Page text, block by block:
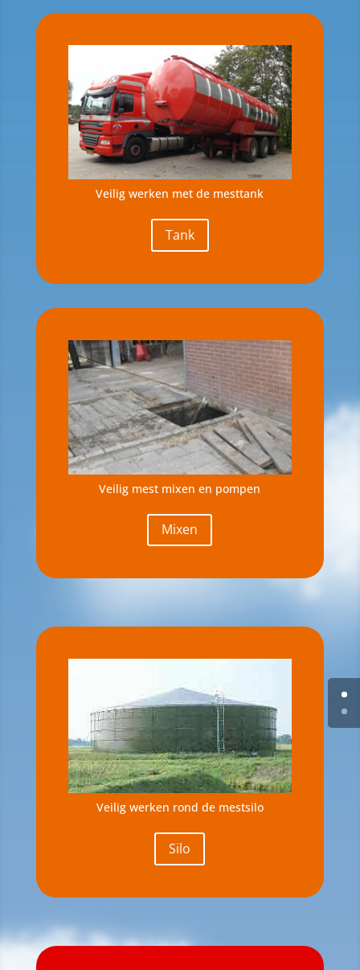
Veilig werken met de mesttank
Tank
Veilig mest mixen en pompen
Mixen
Veilig werken rond de mestsilo
Silo